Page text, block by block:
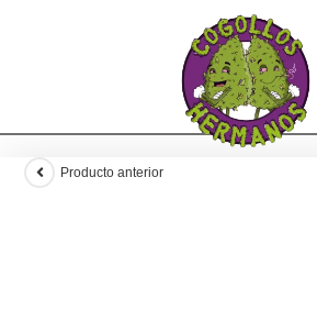
Producto anterior